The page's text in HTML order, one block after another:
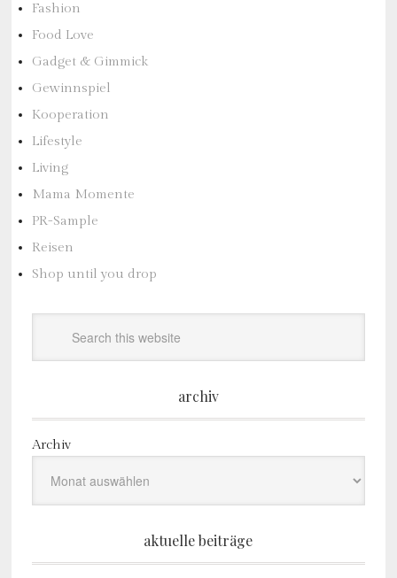
Fashion
Food Love
Gadget & Gimmick
Gewinnspiel
Kooperation
Lifestyle
Living
Mama Momente
PR-Sample
Reisen
Shop until you drop
archiv
Archiv
aktuelle beiträge